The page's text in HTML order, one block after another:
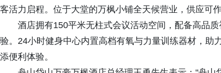
客活力启程。位于大堂的万枫小铺全天候营业，供应可
酒店拥有150平米无柱式会议活动空间，配备高品
验。24小时健身中心内置高档有氧与力量训练器材，助
添便利体验。